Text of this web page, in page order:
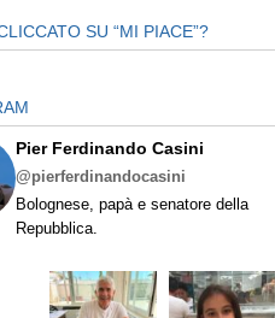
SU “MI PIACE”?
Pier Ferdinando Casini
@pierferdinandocasini
Bolognese, papà e senatore della
Repubblica.